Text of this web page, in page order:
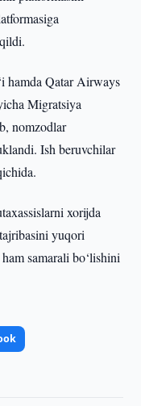
hamda Qatar Airways
Migratsiya
nomzodlar
Ish beruvchilar
xorijda
yuqori
samarali bo‘lishini